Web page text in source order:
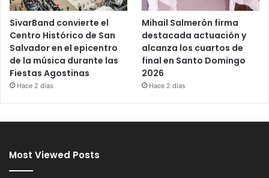
SivarBand convierte el
Centro Histórico de San
Salvador en el epicentro
de la música durante las
Fiestas Agostinas
Hace 2 días
Mihail Salmerón firma
destacada actuación y
alcanza los cuartos de
final en Santo Domingo
2026
Hace 2 días
Most Viewed Posts